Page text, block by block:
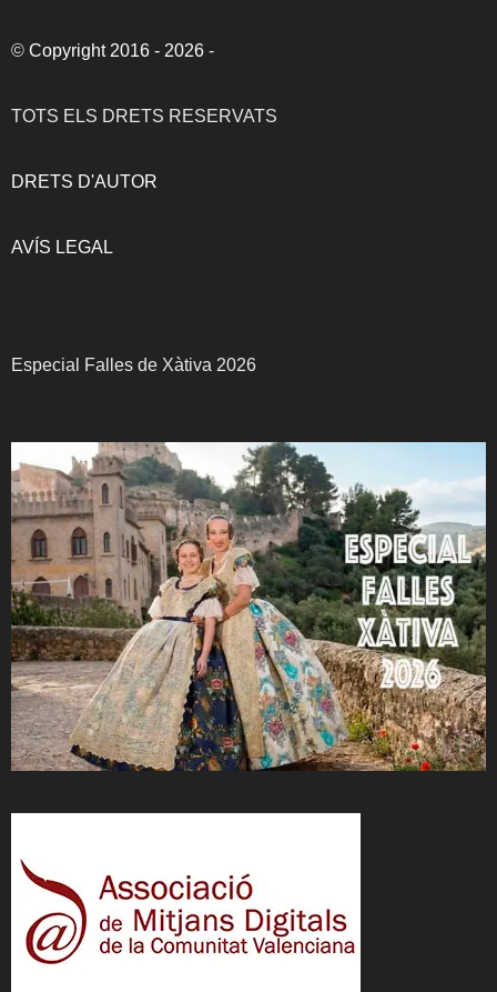
© Copyright 2016 - 2026 -
TOTS ELS DRETS RESERVATS
DRETS D'AUTOR
AVÍS LEGAL
Especial Falles de Xàtiva 2026